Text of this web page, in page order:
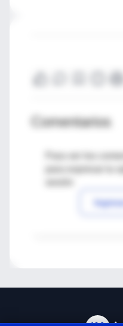
Comentarios
Para ver los